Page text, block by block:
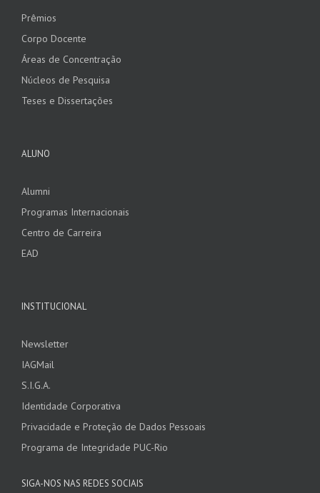
Prêmios
Corpo Docente
Áreas de Concentração
Núcleos de Pesquisa
Teses e Dissertações
ALUNO
Alumni
Programas Internacionais
Centro de Carreira
EAD
INSTITUCIONAL
Newsletter
IAGMail
S.I.G.A.
Identidade Corporativa
Privacidade e Proteção de Dados Pessoais
Programa de Integridade PUC-Rio
SIGA-NOS NAS REDES SOCIAIS